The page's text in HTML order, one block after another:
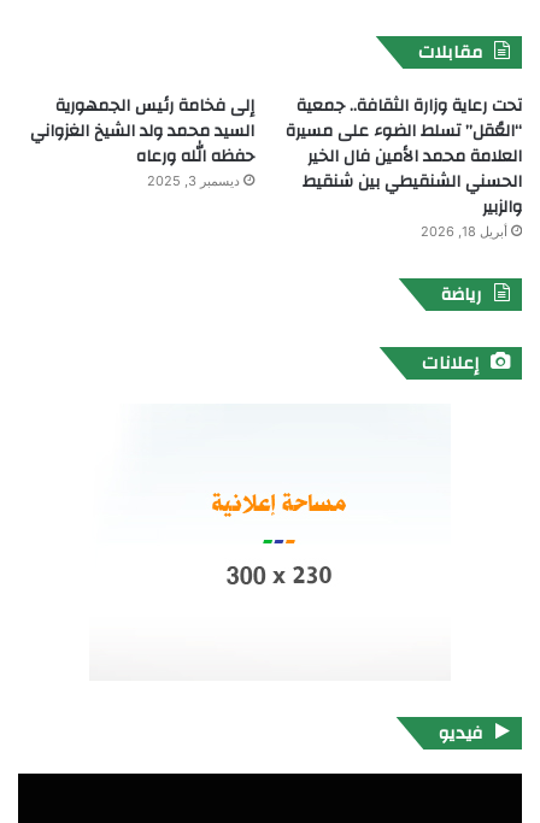
مقابلات
تحت رعاية وزارة الثقافة.. جمعية
“العُقل” تسلط الضوء على مسيرة
العلامة محمد الأمين فال الخير
الحسني الشنقيطي بين شنقيط
والزبير
أبريل 18, 2026
إلى فخامة رئيس الجمهورية
السيد محمد ولد الشيخ الغزواني
حفظه الله ورعاه
ديسمبر 3, 2025
رياضة
إعلانات
فيديو